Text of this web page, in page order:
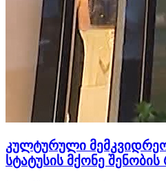
კულტურული
სტატუსის მქონე